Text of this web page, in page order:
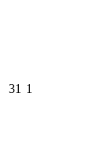
31 1